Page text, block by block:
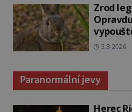
Zrod
3.8.2026
Paranormální jevy
Herec